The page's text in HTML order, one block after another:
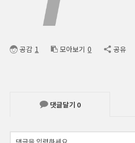
공감 1 모아보기 0 공유
댓글달기 0